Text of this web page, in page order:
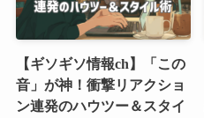
【ギソギソ情報ch】「この
音」が神！衝撃リアクショ
ン連発のハウツー＆スタイ